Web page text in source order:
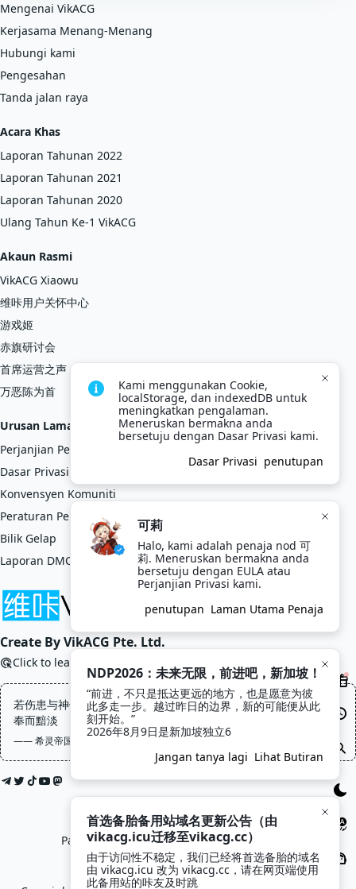
Mengenai VikACG
Kerjasama Menang-Menang
Hubungi kami
Pengesahan
Tanda jalan raya
Acara Khas
Laporan Tahunan 2022
Laporan Tahunan 2021
Laporan Tahunan 2020
Ulang Tahun Ke-1 VikACG
Akaun Rasmi
VikACG Xiaowu
维咔用户关怀中心
游戏姬
赤旗研讨会
首席运营之声
万恶陈为首
Urusan Laman Web
Perjanjian Pengguna
Dasar Privasi
Konvensyen Komuniti
Peraturan Pengurusan Komuniti
Bilik Gelap
Laporan DMCA
Create By VikACG Pte. Ltd.
Click to learn more.
若伤患与神像同摆在你面前，先救人，因为神像不会因为少一次供
奉而黯淡
—— 希灵帝国, 冰蒂斯
Pautan Rakan: LaoMao·希月学园·鲲Galgame
Moe ICP 20213769
Kami menggunakan Cookie,
localStorage, dan indexedDB untuk
meningkatkan pengalaman.
Meneruskan bermakna anda
bersetuju dengan Dasar Privasi kami.
Dasar Privasi penutupan
可莉
Halo, kami adalah penaja nod 可
莉. Meneruskan bermakna anda
bersetuju dengan EULA atau
Perjanjian Privasi kami.
penutupan Laman Utama Penaja
NDP2026：未来无限，前进吧，新加坡！
“前进，不只是抵达更远的地方，也是愿意为彼
此多走一步。越过昨日的边界，新的可能便从此
刻开始。”
2026年8月9日是新加坡独立6
Jangan tanya lagi Lihat Butiran
首选备胎备用站域名更新公告（由
vikacg.icu迁移至vikacg.cc）
由于访问性不稳定，我们已经将首选备胎的域名
由 vikacg.icu 改为 vikacg.cc，请在网页端使用
此备用站的咔友及时跳